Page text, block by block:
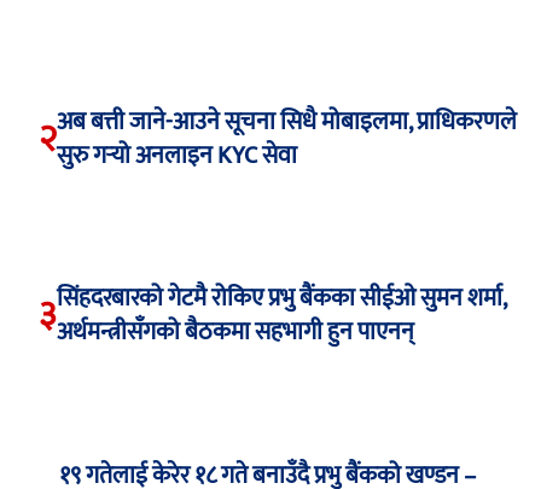
२अब बत्ती जाने-आउने सूचना सिधै मोबाइलमा, प्राधिकरणले
सुरु गर्‍यो अनलाइन KYC सेवा
३सिंहदरबारको गेटमै रोकिए प्रभु बैंकका सीईओ सुमन शर्मा,
अर्थमन्त्रीसँगको बैठकमा सहभागी हुन पाएनन्
१९ गतेलाई केरेर १८ गते बनाउँदै प्रभु बैंकको खण्डन –